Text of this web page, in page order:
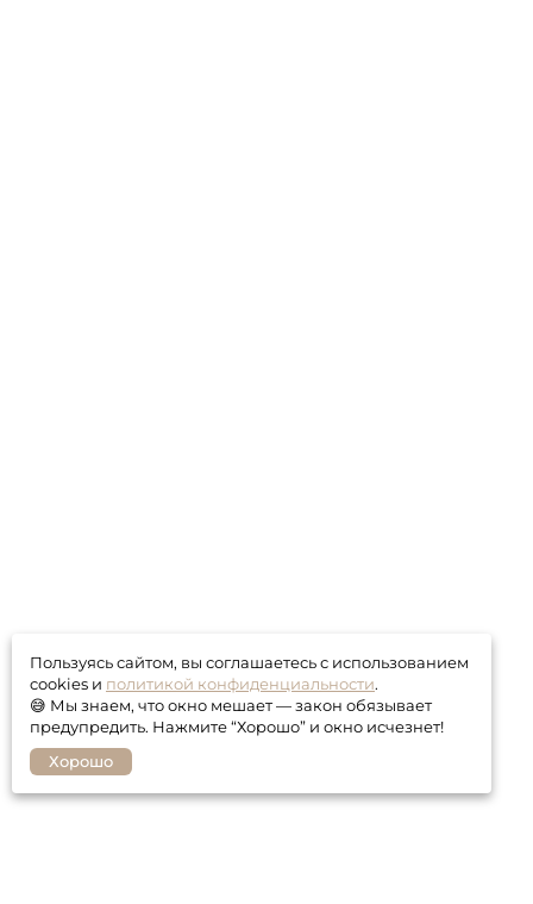
Пользуясь сайтом, вы соглашаетесь с использованием
cookies и политикой конфиденциальности.
😅 Мы знаем, что окно мешает — закон обязывает
предупредить. Нажмите “Хорошо” и окно исчезнет!
Хорошо